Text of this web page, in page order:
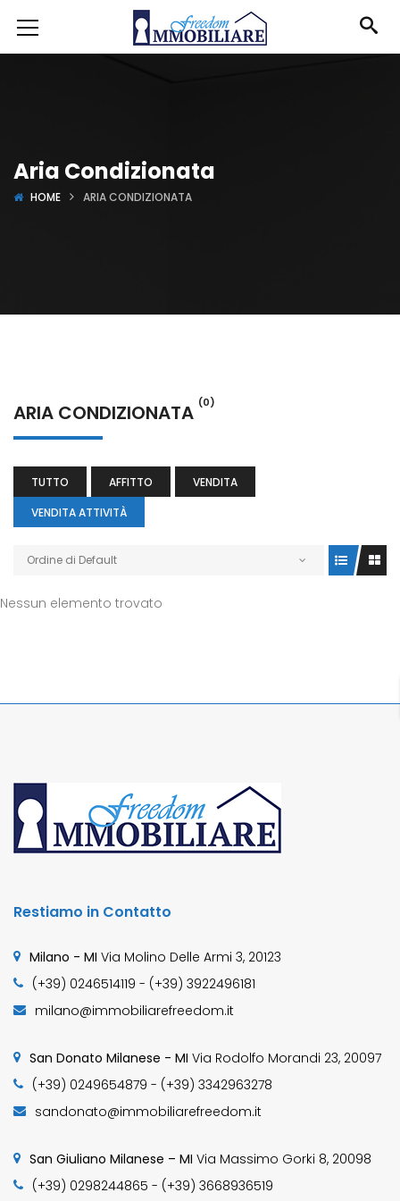
Aria Condizionata
HOME ARIA CONDIZIONATA
ARIA CONDIZIONATA (0)
TUTTO AFFITTO
VENDITA
VENDITA ATTIVITÀ
Ordine di Default
Nessun elemento trovato
Restiamo in Contatto
Milano - MI Via Molino Delle Armi 3, 20123
(+39) 0246514119 - (+39) 3922496181
milano@immobiliarefreedom.it
San Donato Milanese - MI Via Rodolfo Morandi 23, 20097
(+39) 0249654879 - (+39) 3342963278
sandonato@immobiliarefreedom.it
San Giuliano Milanese – MI Via Massimo Gorki 8, 20098
(+39) 0298244865 - (+39) 3668936519